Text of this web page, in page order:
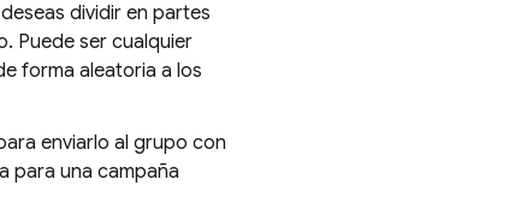
dividir en partes
Puede ser cualquier
forma aleatoria a los
enviarlo al grupo con
para una campaña